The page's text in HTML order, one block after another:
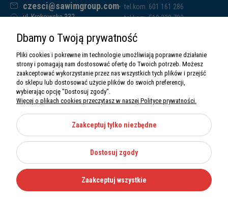
czesci@sawimgroup.com
ul. Krakowska 332,
Sawim Group Mariusz Zdyb sp. k.
NIP: 5130284470
REGON: 5246591010
tel.kom. 601 161 286
tel.kom. 519 338 793
O nas
Informacje
Moje konto
Kategorie
Dbamy o Twoją prywatność
Pliki cookies i pokrewne im technologie umożliwiają poprawne działanie
strony i pomagają nam dostosować ofertę do Twoich potrzeb. Możesz
zaakceptować wykorzystanie przez nas wszystkich tych plików i przejść
do sklepu lub dostosować użycie plików do swoich preferencji,
wybierając opcję "Dostosuj zgody".
Więcej o plikach cookies przeczytasz w naszej Polityce prywatności.
Zaakceptuj tylko niezbędne
Dostosuj zgody
Zaakceptuj wszystkie